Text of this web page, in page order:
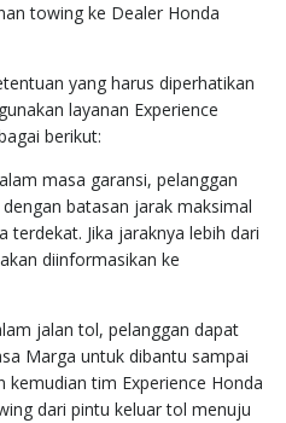
towing ke Dealer Honda
yang harus diperhatikan
layanan Experience
berikut:
masa garansi, pelanggan
batasan jarak maksimal
terdekat. Jika jaraknya lebih dari
diinformasikan ke
jalan tol, pelanggan dapat
Marga untuk dibantu sampai
tim Experience Honda
dari pintu keluar tol menuju